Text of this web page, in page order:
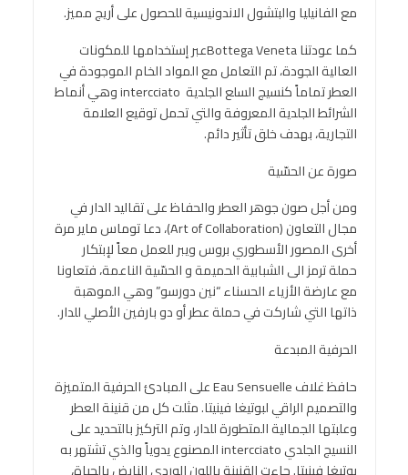
مع الفانيليا والبتشول الاندونيسية للحصول على أريج مميز.
كما عودتنا Bottega Venetaعبر إستخدامها للمكونات
العالية الجودة، تم التعامل مع المواد الخام الموجودة في
العطر تماماً كنسيج السلع الجلدية intercciato وهي أنماط
الشرائط الجلدية المعروفة والتي تحمل توقيع العلامة
التجارية، بهدف خلق تأثير دائم.
صورة عن الحسّية
ومن أجل صون جوهر العطر والحفاظ على تقاليد الدار في
مجال التعاون (Art of Collaboration)، دعا توماس ماير مرة
أخرى المصور الأسطوري بروس ويبر للعمل معاً لإبتكار
حملة ترمز الى الشبابية الحميمة و الحسّية الناعمة، فتعاونا
مع عارضة الأزياء الحسناء “نين دورسو” وهي الموهبة
ذاتها التي شاركت في حملة عطر أو دو بارفين الأصلي للدار.
الحرفية المبدعة
حافظ غلاف Eau Sensuelle على المبادئ الحرفية المتميزة
والتصميم الراقي لبوتيغا فينيتا. مثلت كل من قنينة العطر
وعلبتها الجمالية المتطورة للدار، وتم التركيز بالتحديد على
النسيج الجلدي intercciato المصنوع يدوياً والذي تشتهر به